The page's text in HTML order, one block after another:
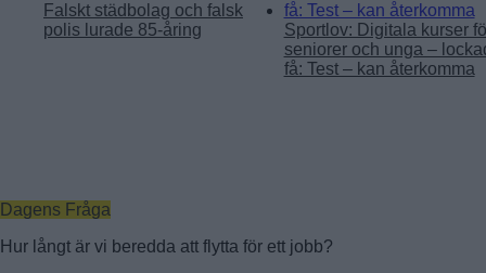
Falskt städbolag och falsk
polis lurade 85-åring
Sportlov: Digitala kurser
seniorer och unga –
få: Test – kan återkomma
Dagens Fråga
Hur långt är vi beredda att flytta för ett jobb?